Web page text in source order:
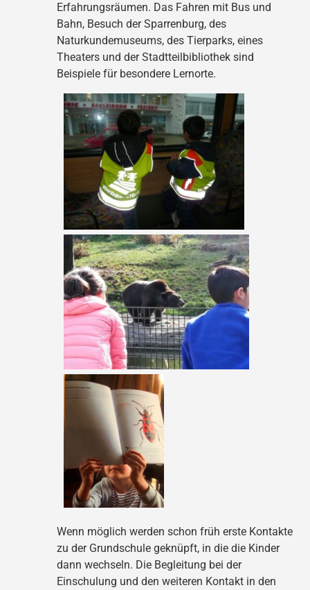
Erfahrungsräumen. Das Fahren mit Bus und
Bahn, Besuch der Sparrenburg, des
Naturkundemuseums, des Tierparks, eines
Theaters und der Stadtteilbibliothek sind
Beispiele für besondere Lernorte.
Wenn möglich werden schon früh erste Kontakte
zu der Grundschule geknüpft, in die die Kinder
dann wechseln. Die Begleitung bei der
Einschulung und den weiteren Kontakt in den